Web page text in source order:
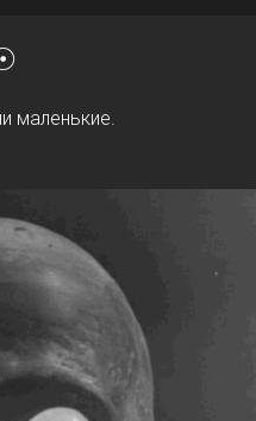
маленькие.